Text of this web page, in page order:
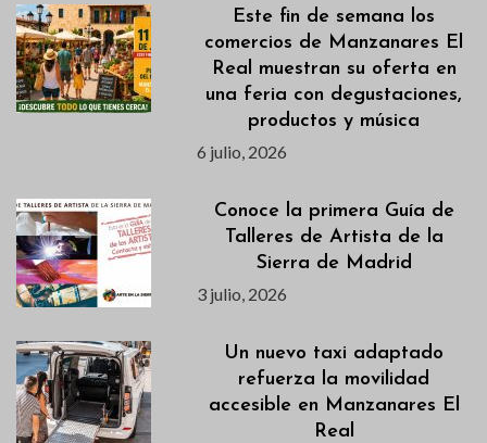
Este fin de semana los
comercios de Manzanares El
Real muestran su oferta en
una feria con degustaciones,
productos y música
6 julio, 2026
Conoce la primera Guía de
Talleres de Artista de la
Sierra de Madrid
3 julio, 2026
Un nuevo taxi adaptado
refuerza la movilidad
accesible en Manzanares El
Real